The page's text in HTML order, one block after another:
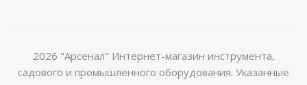
2026 "Арсенал" Интернет-магазин инструмента,
садового и промышленного оборудования. Указанные